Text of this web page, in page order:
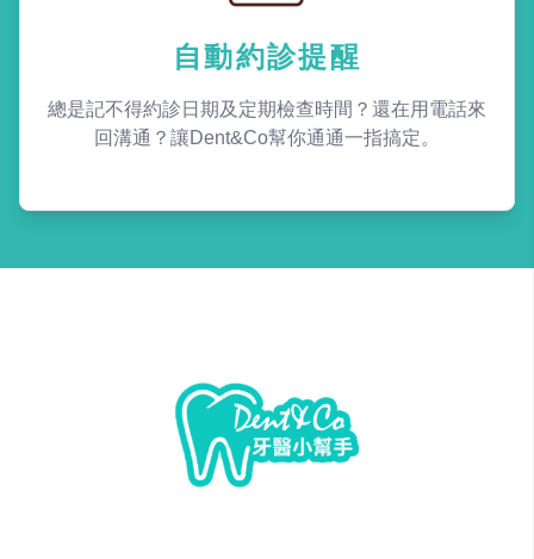
自動約診提醒
總是記不得約診日期及定期檢查時間？還在用電話來
回溝通？讓Dent&Co幫你通通一指搞定。